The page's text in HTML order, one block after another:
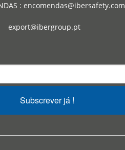
: encomendas@ibersafety.com
: export@ibergroup.pt
Subscrever já !